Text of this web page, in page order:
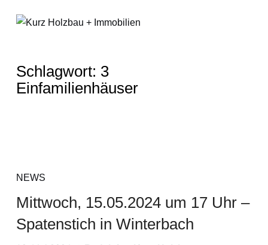
Schlagwort: 3
Einfamilienhäuser
NEWS
Mittwoch, 15.05.2024 um 17 Uhr –
Spatenstich in Winterbach